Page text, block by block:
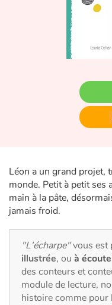
Contes d'ici et d'ailleurs
Fable, mythe, littérature
Ogres, monstres et
Les animaux
Voyage, épopée,
Autour du monde
Apprentissage
Léon a un grand projet,
monde. Petit à petit ses
main à la pâte,
jamais froid.
"L'écharpe"vous est
illustrée, ou à
des conteurs et
module de lecture,
histoire comme pour